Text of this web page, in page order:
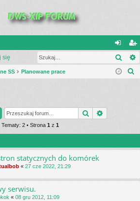
al
og
ar
ej
się
SS Planowane prace
Szukaj
Tematy: 2 • Strona 1 z 1
statycznych do komórek
« 27 cze 2022, 21:29
serwisu.
« 08 gru 2012, 11:09